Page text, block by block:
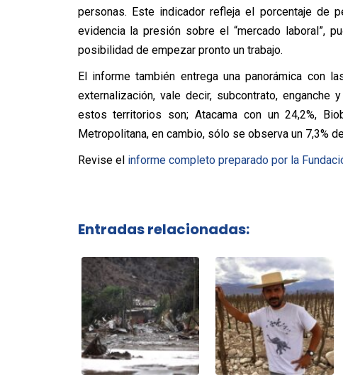
personas. Este indicador refleja el porcentaje de
evidencia la presión sobre el “mercado laboral”,
posibilidad de empezar pronto un trabajo.
El informe también entrega una panorámica con
externalización, vale decir, subcontrato, enganche
estos territorios son; Atacama con un 24,2%,
Metropolitana, en cambio, sólo se observa un 7,3%
Revise el informe completo preparado por la
Entradas relacionadas: